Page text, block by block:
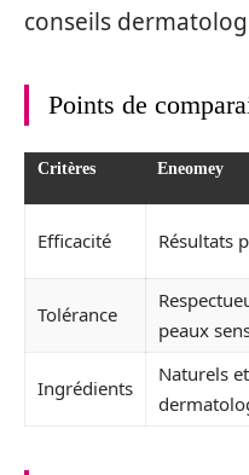
conseils
Points de
Critères Eneomey
Efficacité Résultats
Tolérance
peaux
Ingrédients
Naturels et